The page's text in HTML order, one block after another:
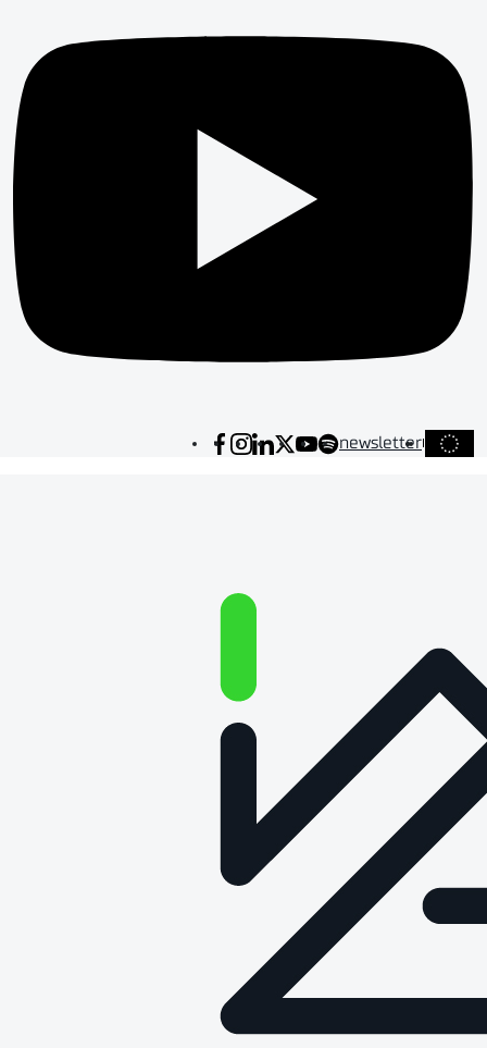
newsletter
zagospodarowania
niepełnowartościowych jaj
spożywczych celem
przeciwdziałania
marnotrawieniu żywności –
POIR.01.01.01-00-2169/20